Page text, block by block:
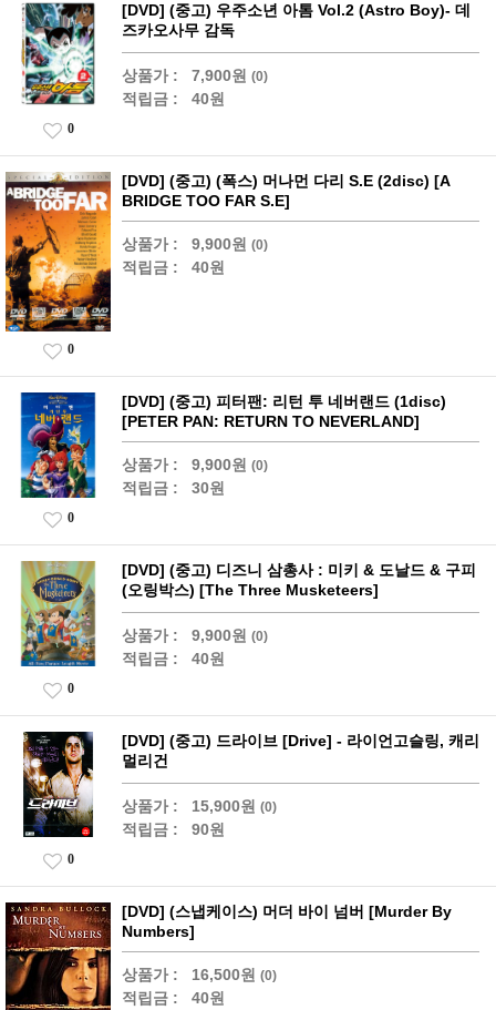
[DVD] (중고) 우주소년 아톰 Vol.2 (Astro Boy)- 데
즈카오사무 감독
상품가 : 7,900원 (0)
적립금 : 40원
0
[DVD] (중고) (폭스) 머나먼 다리 S.E (2disc) [A
BRIDGE TOO FAR S.E]
상품가 : 9,900원 (0)
적립금 : 40원
0
[DVD] (중고) 피터팬: 리턴 투 네버랜드 (1disc)
[PETER PAN: RETURN TO NEVERLAND]
상품가 : 9,900원 (0)
적립금 : 30원
0
[DVD] (중고) 디즈니 삼총사 : 미키 & 도날드 & 구피
(오링박스) [The Three Musketeers]
상품가 : 9,900원 (0)
적립금 : 40원
0
[DVD] (중고) 드라이브 [Drive] - 라이언고슬링, 캐리
멀리건
상품가 : 15,900원 (0)
적립금 : 90원
0
[DVD] (스냅케이스) 머더 바이 넘버 [Murder By
Numbers]
상품가 : 16,500원 (0)
적립금 : 40원